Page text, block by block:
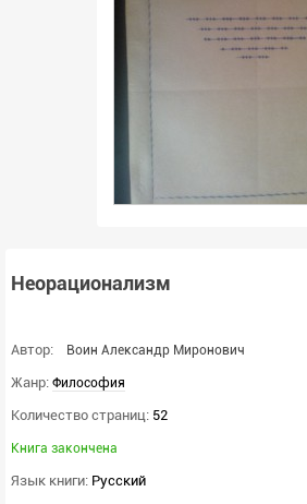
Неорационализм
Автор: Воин Александр Миронович
Жанр: Философия
Количество страниц: 52
Книга закончена
Язык книги: Русский